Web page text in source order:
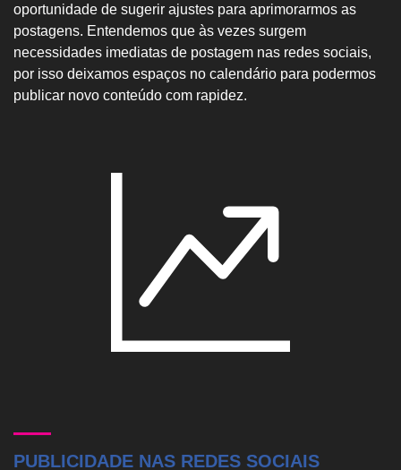
oportunidade de sugerir ajustes para aprimorarmos as
postagens. Entendemos que às vezes surgem
necessidades imediatas de postagem nas redes sociais,
por isso deixamos espaços no calendário para podermos
publicar novo conteúdo com rapidez.
PUBLICIDADE NAS REDES SOCIAIS